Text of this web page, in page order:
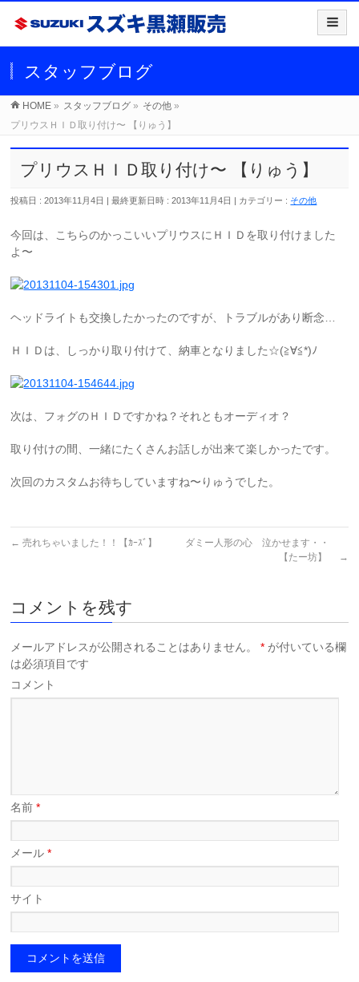
スタッフブログ
HOME » スタッフブログ » その他 »
プリウスＨＩＤ取り付け〜 【りゅう】
プリウスＨＩＤ取り付け〜 【りゅう】
投稿日 : 2013年11月4日 最終更新日時 : 2013年11月4日 カテゴリー : その他
今回は、こちらのかっこいいプリウスにＨＩＤを取り付けました
よ〜
ヘッドライトも交換したかったのですが、トラブルがあり断念…
ＨＩＤは、しっかり取り付けて、納車となりました☆(≧∀≦*)ﾉ
次は、フォグのＨＩＤですかね？それともオーディオ？
取り付けの間、一緒にたくさんお話しが出来て楽しかったです。
次回のカスタムお待ちしていますね〜りゅうでした。
← 売れちゃいました！！【ｶｰｽﾞ】
ダミー人形の心 泣かせます・・
【たー坊】
→
コメントを残す
メールアドレスが公開されることはありません。 * が付いている欄
は必須項目です
コメント
名前*
メール*
サイト